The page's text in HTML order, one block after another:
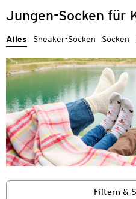
Jungen-Socken für
Alles Sneaker-Socken Socken
Filtern &